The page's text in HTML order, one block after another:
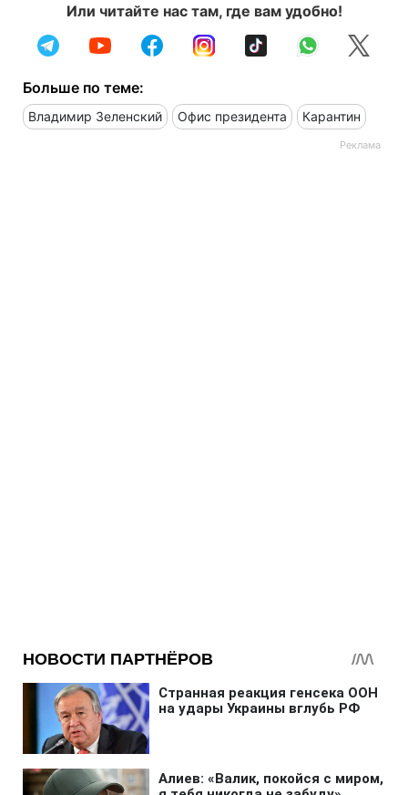
Или читайте нас там, где вам удобно!
Больше по теме:
Владимир Зеленский Офис президента Карантин